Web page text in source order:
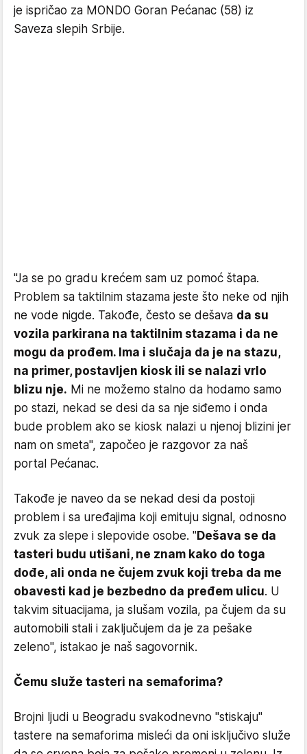
je ispričao za MONDO Goran Pećanac (58) iz
Saveza slepih Srbije.
"Ja se po gradu krećem sam uz pomoć štapa.
Problem sa taktilnim stazama jeste što neke od njih
ne vode nigde. Takođe, često se dešava da su
vozila parkirana na taktilnim stazama i da ne
mogu da prođem. Ima i slučaja da je na stazu,
na primer, postavljen kiosk ili se nalazi vrlo
blizu nje. Mi ne možemo stalno da hodamo samo
po stazi, nekad se desi da sa nje siđemo i onda
bude problem ako se kiosk nalazi u njenoj blizini jer
nam on smeta", započeo je razgovor za naš
portal Pećanac.
Takođe je naveo da se nekad desi da postoji
problem i sa uređajima koji emituju signal, odnosno
zvuk za slepe i slepovide osobe. "Dešava se da
tasteri budu utišani, ne znam kako do toga
dođe, ali onda ne čujem zvuk koji treba da me
obavesti kad je bezbedno da pređem ulicu. U
takvim situacijama, ja slušam vozila, pa čujem da su
automobili stali i zaključujem da je za pešake
zeleno", istakao je naš sagovornik.
Čemu služe tasteri na semaforima?
Brojni ljudi u Beogradu svakodnevno "stiskaju"
tastere na semaforima misleći da oni isključivo služe